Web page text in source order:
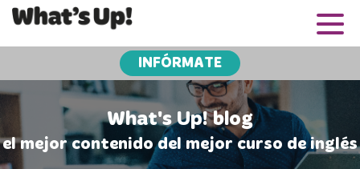
INFÓRMATE
What's Up! blog
el mejor contenido del mejor curso de inglés